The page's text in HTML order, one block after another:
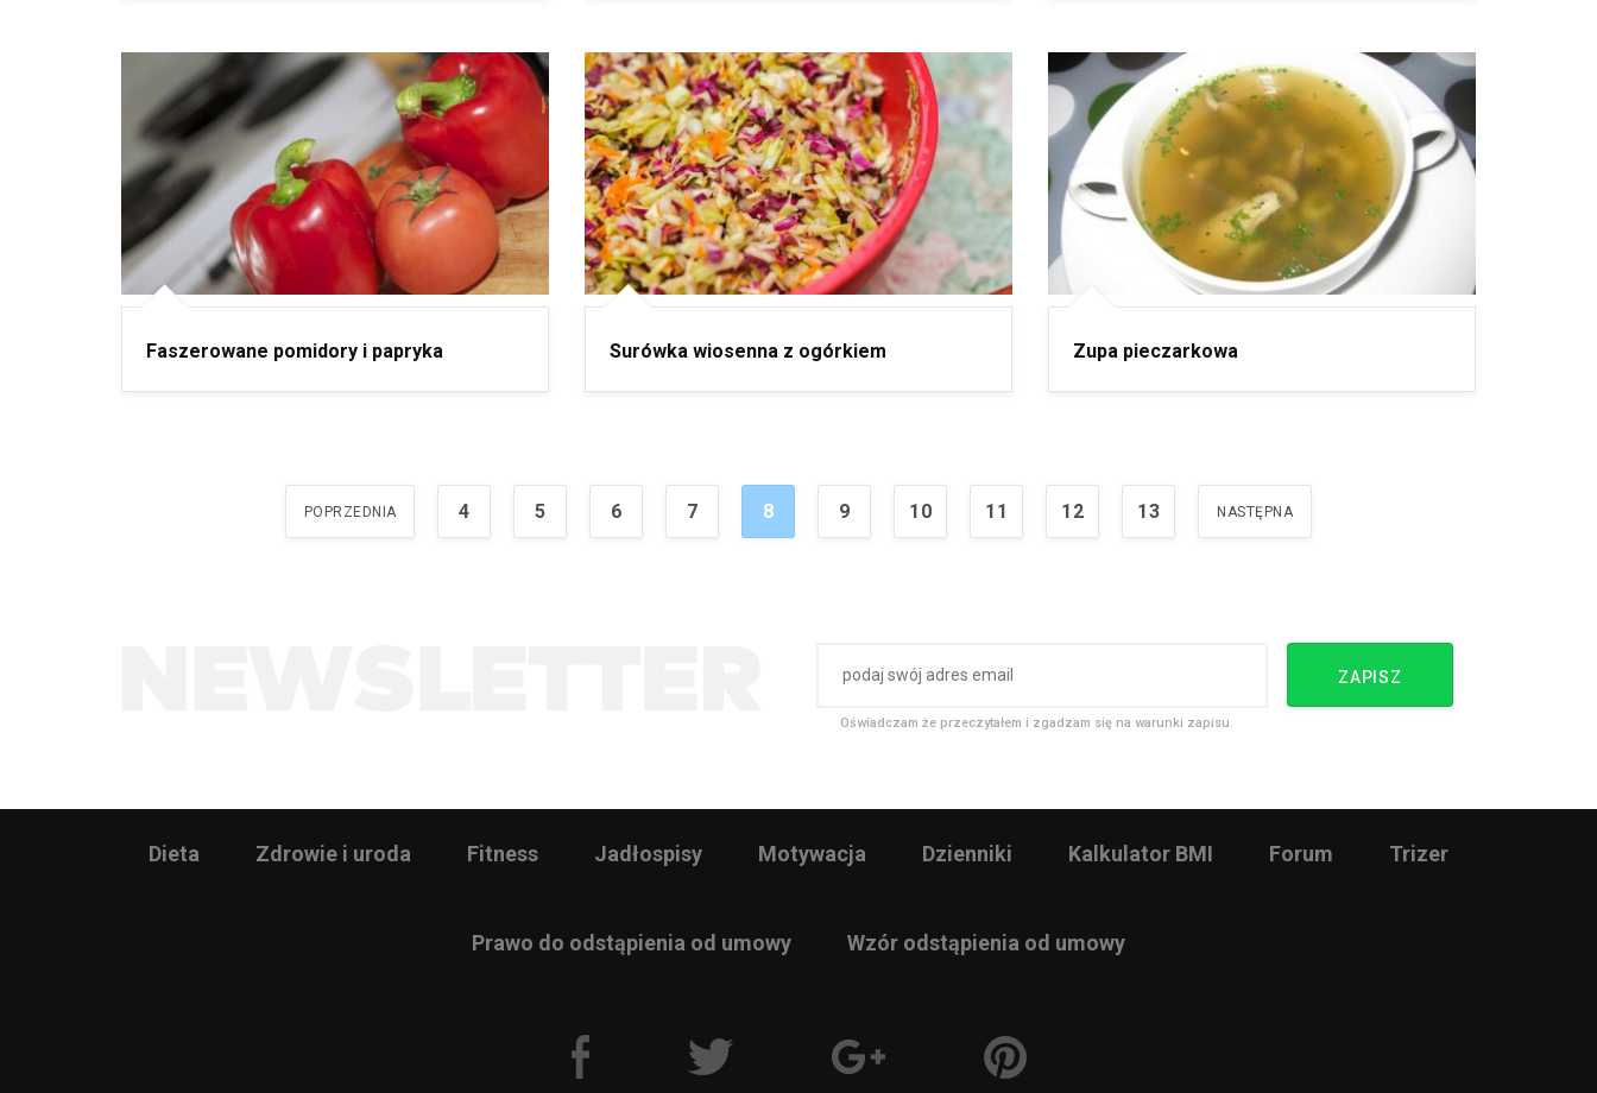
Faszerowane pomidory i papryka Surówka wiosenna z ogórkiem Zupa pieczarkowa
POPRZEDNIA 4 5 6 7 8 9 10 11 12 13 NASTĘPNA
ZAPISZ
Oświadczam że przeczytałem i zgadzam się na warunki zapisu.
Dieta Zdrowie i uroda Fitness Jadłospisy Motywacja Dzienniki Kalkulator BMI Forum Trizer
Prawo do odstąpienia od umowy Wzór odstąpienia od umowy